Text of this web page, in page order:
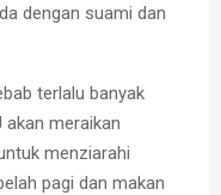
dengan suami dan
terlalu banyak
akan meraikan
menziarahi
pagi dan makan